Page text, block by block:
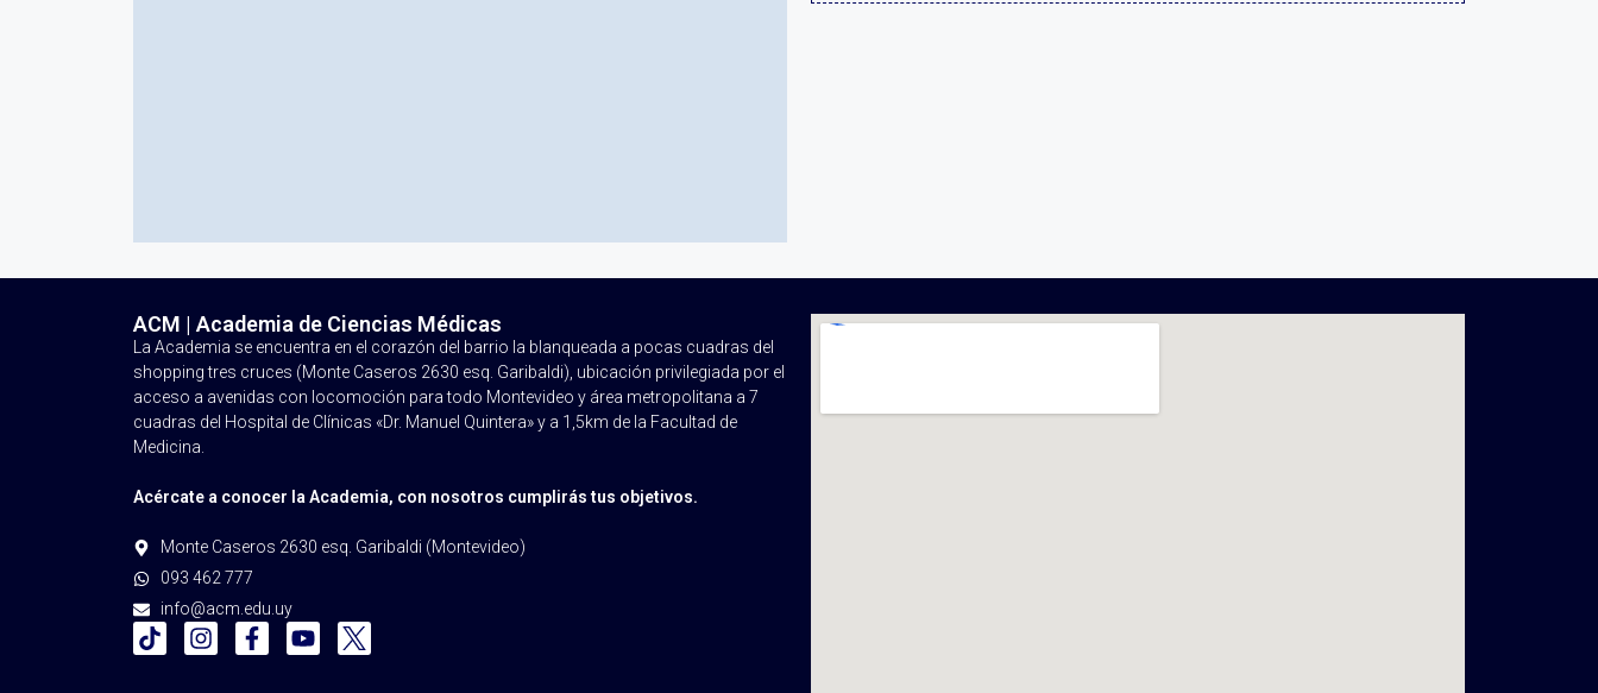
ACM | Academia de Ciencias Médicas
La Academia se encuentra en el corazón del barrio la blanqueada a pocas cuadras del
shopping tres cruces (Monte Caseros 2630 esq. Garibaldi), ubicación privilegiada por el
acceso a avenidas con locomoción para todo Montevideo y área metropolitana a 7
cuadras del Hospital de Clínicas «Dr. Manuel Quintera» y a 1,5km de la Facultad de
Medicina.
Acércate a conocer la Academia, con nosotros cumplirás tus objetivos.
Monte Caseros 2630 esq. Garibaldi (Montevideo)
093 462 777
info@acm.edu.uy